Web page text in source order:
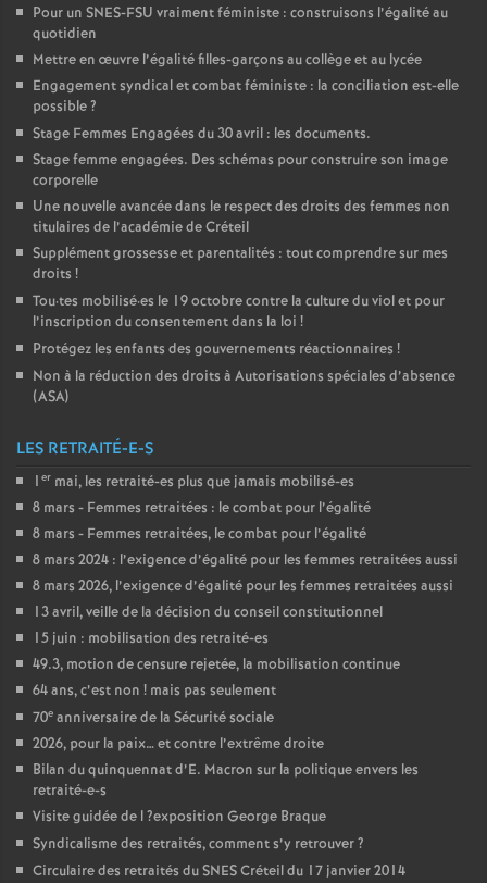
Pour un SNES-FSU vraiment féministe : construisons l’égalité au
quotidien
Mettre en œuvre l’égalité filles-garçons au collège et au lycée
Engagement syndical et combat féministe : la conciliation est-elle
possible?
Stage Femmes Engagées du 30 avril : les documents.
Stage femme engagées. Des schémas pour construire son image
corporelle
Une nouvelle avancée dans le respect des droits des femmes non
titulaires de l’académie de Créteil
Supplément grossesse et parentalités : tout comprendre sur mes
droits !
Tou·tes mobilisé·es le 19 octobre contre la culture du viol et pour
l’inscription du consentement dans la loi !
Protégez les enfants des gouvernements réactionnaires !
Non à la réduction des droits à Autorisations spéciales d’absence
(ASA)
LES RETRAITÉ-E-S
1 er mai, les retraité-es plus que jamais mobilisé-es
8 mars - Femmes retraitées : le combat pour l’égalité
8 mars - Femmes retraitées, le combat pour l’égalité
8 mars 2024 : l’exigence d’égalité pour les femmes retraitées aussi
8 mars 2026, l’exigence d’égalité pour les femmes retraitées aussi
13 avril, veille de la décision du conseil constitutionnel
15 juin : mobilisation des retraité-es
49.3, motion de censure rejetée, la mobilisation continue
64 ans, c’est non ! mais pas seulement
70e anniversaire de la Sécurité sociale
2026, pour la paix… et contre l’extrême droite
Bilan du quinquennat d’E. Macron sur la politique envers les
retraité-e-s
Visite guidée de l?exposition George Braque
Syndicalisme des retraités, comment s’y retrouver?
Circulaire des retraités duSNESCréteil du 17 janvier 2014